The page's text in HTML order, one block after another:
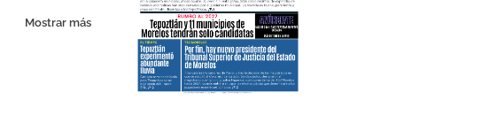
Mostrar más